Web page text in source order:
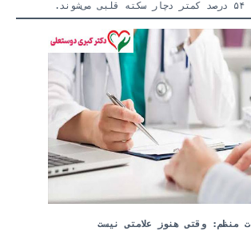
منظم: وقتی هنوز علامتی نیست